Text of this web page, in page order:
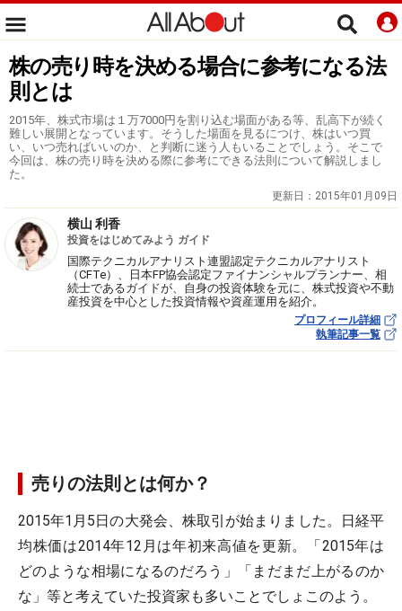
株の売り時を決める場合に参考になる法
則とは
2015年、株式市場は１万7000円を割り込む場面がある等、乱高下が続く
難しい展開となっています。そうした場面を見るにつけ、株はいつ買
い、いつ売ればいいのか、と判断に迷う人もいることでしょう。そこで
今回は、株の売り時を決める際に参考にできる法則について解説しまし
た。
更新日： 2015年01月09日
横山 利香
投資をはじめてみよう ガイド
国際テクニカルアナリスト連盟認定テクニカルアナリスト
（CFTe）、日本FP協会認定ファイナンシャルプランナー、相
続士であるガイドが、自身の投資体験を元に、株式投資や不動
産投資を中心とした投資情報や資産運用を紹介。
プロフィール詳細
執筆記事一覧
売りの法則とは何か？
2015年1月5日の大発会、株取引が始まりました。日経平
均株価は2014年12月は年初来高値を更新。「2015年は
どのような相場になるのだろう」「まだまだ上がるのか
な」等と考えていた投資家も多いことでしょこのよう。